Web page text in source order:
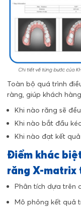
Toàn bộ quá trình
ràng, giúp khách
Khi nào răng sẽ đều
Khi nào bắt đầu
Khi nào đạt kết
Điểm khác
răng X-matrix
Phân tích dựa trên
Mô phỏng kết quả